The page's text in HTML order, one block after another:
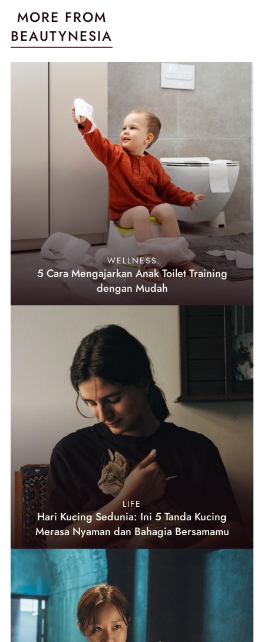
MORE FROM
BEAUTYNESIA
WELLNESS
5 Cara Mengajarkan Anak Toilet Training
dengan Mudah
LIFE
Hari Kucing Sedunia: Ini 5 Tanda Kucing
Merasa Nyaman dan Bahagia Bersamamu